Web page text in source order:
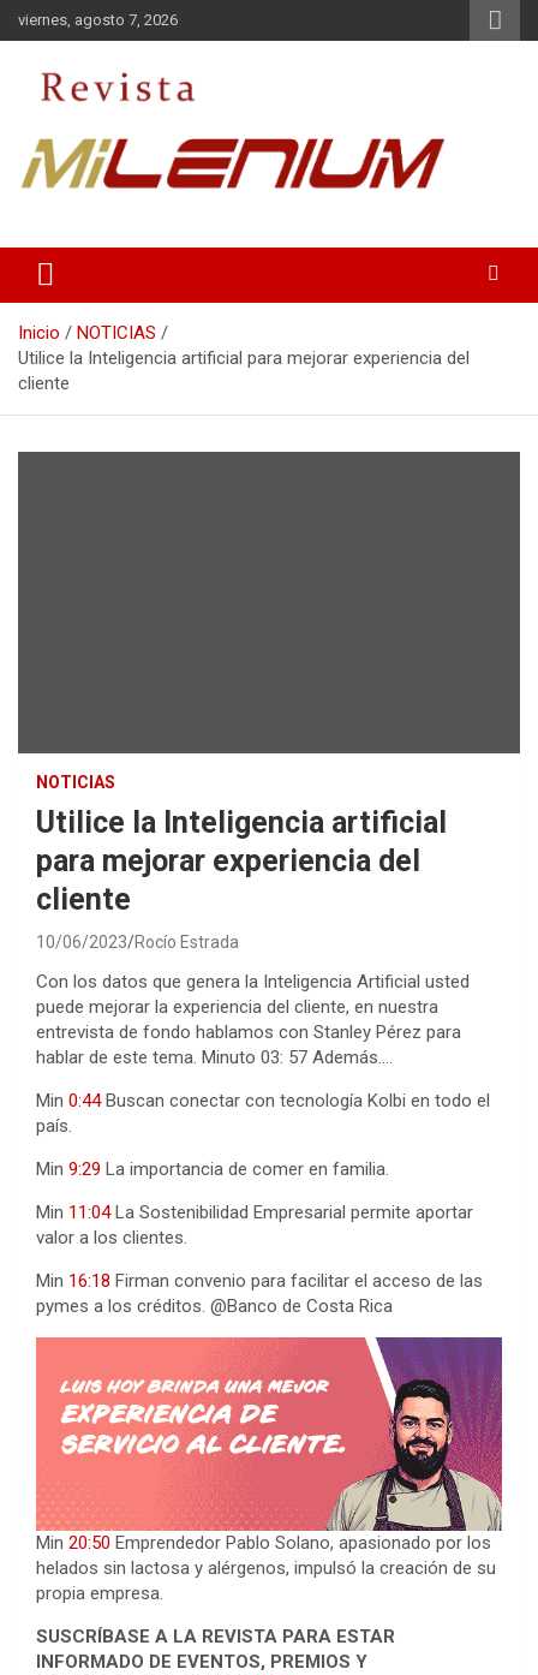
Saltar
al
viernes, agosto 7, 2026
Inicio
NOTICIAS
Utilice la Inteligencia artificial para mejorar experiencia del
cliente
NOTICIAS
Utilice la Inteligencia artificial
para mejorar experiencia del
cliente
10/06/2023 Rocío Estrada
Con los datos que genera la Inteligencia Artificial usted
puede mejorar la experiencia del cliente, en nuestra
entrevista de fondo hablamos con Stanley Pérez para
hablar de este tema. Minuto 03: 57 Además….
Min 0:44Buscan conectar con tecnología Kolbi en todo el
país.
Min 9:29 La importancia de comer en familia.
Min 11:04La Sostenibilidad Empresarial permite aportar
valor a los clientes.
Min 16:18 Firman convenio para facilitar el acceso de las
pymes a los créditos. @Banco de Costa Rica
Min 20:50 Emprendedor Pablo Solano, apasionado por los
helados sin lactosa y alérgenos, impulsó la creación de su
propia empresa.
SUSCRÍBASE A LA REVISTA PARA ESTAR
INFORMADO DE EVENTOS, PREMIOS Y